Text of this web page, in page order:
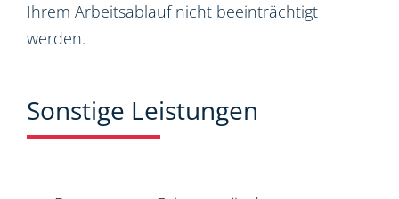
Ihrem Arbeitsablauf nicht beeinträchtigt
werden.
Sonstige Leistungen